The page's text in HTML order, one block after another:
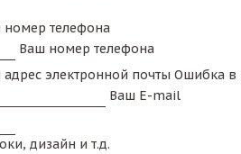
номер телефона
Ваш номер телефона
электронной почты Ошибка в
Ваш E-mail
дизайн и т.д.